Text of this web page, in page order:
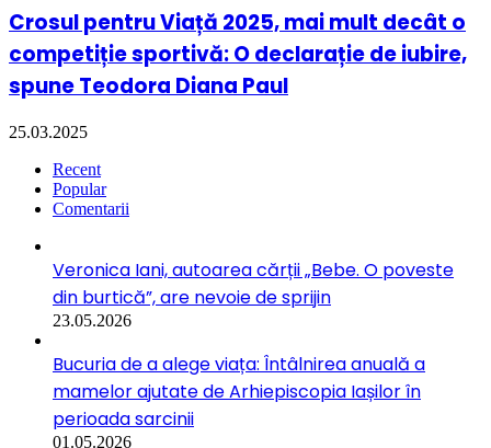
Crosul pentru Viață 2025, mai mult decât o
competiție sportivă: O declarație de iubire,
spune Teodora Diana Paul
25.03.2025
Recent
Popular
Comentarii
Veronica Iani, autoarea cărții „Bebe. O poveste
din burtică”, are nevoie de sprijin
23.05.2026
Bucuria de a alege viața: Întâlnirea anuală a
mamelor ajutate de Arhiepiscopia Iașilor în
perioada sarcinii
01.05.2026